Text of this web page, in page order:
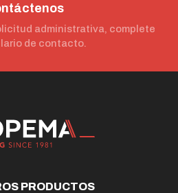
administrativa, complete
de contacto.
PRODUCTOS